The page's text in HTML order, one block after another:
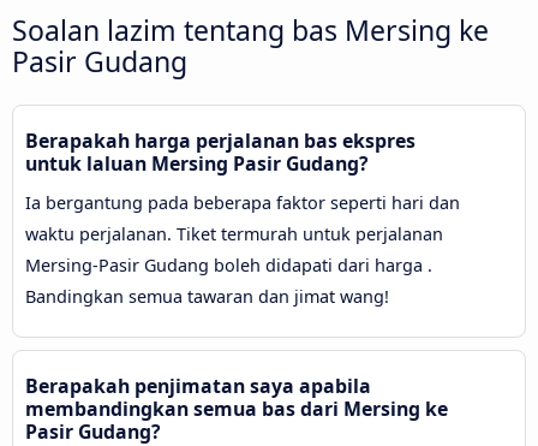
Soalan lazim tentang bas Mersing ke
Pasir Gudang
Berapakah harga perjalanan bas ekspres
untuk laluan Mersing Pasir Gudang?
Ia bergantung pada beberapa faktor seperti hari dan
waktu perjalanan. Tiket termurah untuk perjalanan
Mersing-Pasir Gudang boleh didapati dari harga .
Bandingkan semua tawaran dan jimat wang!
Berapakah penjimatan saya apabila
membandingkan semua bas dari Mersing ke
Pasir Gudang?